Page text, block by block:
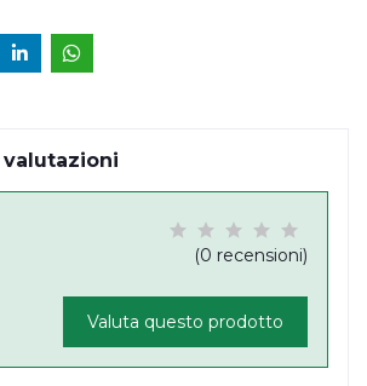
valutazioni
(0 recensioni)
Valuta questo prodotto